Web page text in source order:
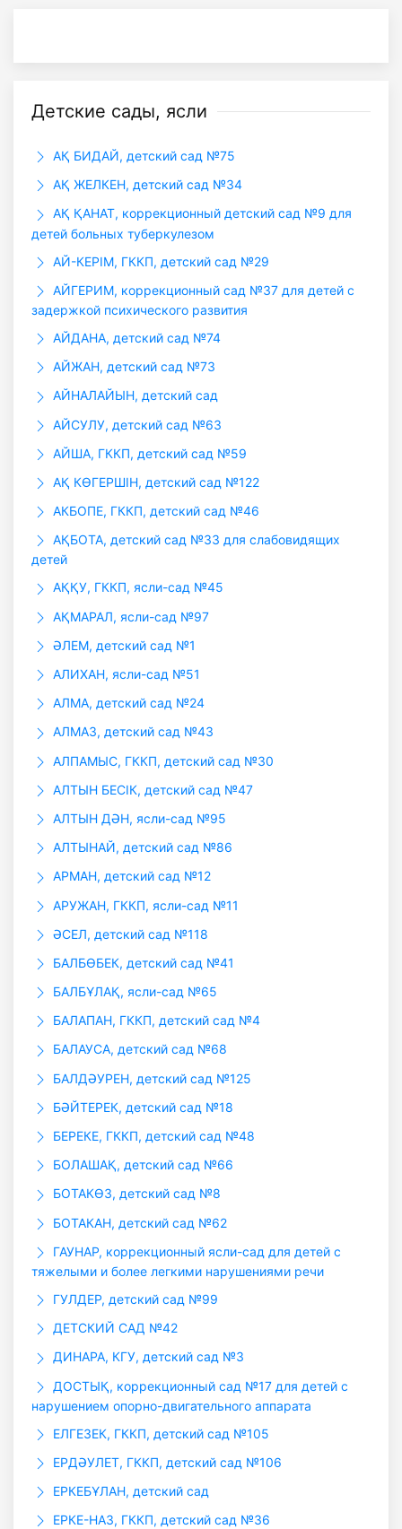
Детские сады, ясли
АҚ БИДАЙ, детский сад №75
АҚ ЖЕЛКЕН, детский сад №34
АҚ ҚАНАТ, коррекционный детский сад №9 для
детей больных туберкулезом
АЙ-КЕРІМ, ГККП, детский сад №29
АЙГЕРИМ, коррекционный сад №37 для детей с
задержкой психического развития
АЙДАНА, детский сад №74
АЙЖАН, детский сад №73
АЙНАЛАЙЫН, детский сад
АЙСУЛУ, детский сад №63
АЙША, ГККП, детский сад №59
АҚ КӨГЕРШІН, детский сад №122
АКБОПЕ, ГККП, детский сад №46
АҚБОТА, детский сад №33 для слабовидящих
детей
АҚҚУ, ГККП, ясли-сад №45
АҚМАРАЛ, ясли-сад №97
ӘЛЕМ, детский сад №1
АЛИХАН, ясли-сад №51
АЛМА, детский сад №24
АЛМАЗ, детский сад №43
АЛПАМЫС, ГККП, детский сад №30
АЛТЫН БЕСIК, детский сад №47
АЛТЫН ДӘН, ясли-сад №95
АЛТЫНАЙ, детский сад №86
АРМАН, детский сад №12
АРУЖАН, ГККП, ясли-сад №11
ӘСЕЛ, детский сад №118
БАЛБӨБЕК, детский сад №41
БАЛБҰЛАҚ, ясли-сад №65
БАЛАПАН, ГККП, детский сад №4
БАЛАУСА, детский сад №68
БАЛДӘУРЕН, детский сад №125
БӘЙТЕРЕК, детский сад №18
БЕРЕКЕ, ГККП, детский сад №48
БОЛАШАҚ, детский сад №66
БОТАКӨЗ, детский сад №8
БОТАКАН, детский сад №62
ГАУHАР, коррекционный ясли-сад для детей с
тяжелыми и более легкими нарушениями речи
ГУЛДЕР, детский сад №99
ДЕТСКИЙ САД №42
ДИНАРА, КГУ, детский сад №3
ДОСТЫҚ, коррекционный сад №17 для детей с
нарушением опорно-двигательного аппарата
ЕЛГЕЗЕК, ГККП, детский сад №105
ЕРДӘУЛЕТ, ГККП, детский сад №106
ЕРКЕБҰЛАН, детский сад
ЕРКЕ-НАЗ, ГККП, детский сад №36